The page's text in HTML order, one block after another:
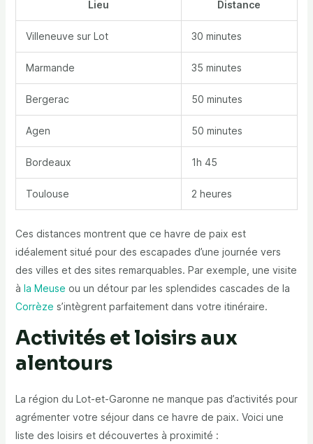
Lieu Distance
Villeneuve sur Lot 30 minutes
Marmande 35 minutes
Bergerac 50 minutes
Agen 50 minutes
Bordeaux 1h 45
Toulouse 2 heures
Ces distances montrent que ce havre de paix est
idéalement situé pour des escapades d’une journée vers
des villes et des sites remarquables. Par exemple, une visite
à la Meuse ou un détour par les splendides cascades de la
Corrèze s’intègrent parfaitement dans votre itinéraire.
Activités et loisirs aux
alentours
La région du Lot-et-Garonne ne manque pas d’activités pour
agrémenter votre séjour dans ce havre de paix. Voici une
liste des loisirs et découvertes à proximité :